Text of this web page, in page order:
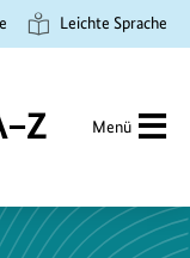
Leichte Sprache
Menü